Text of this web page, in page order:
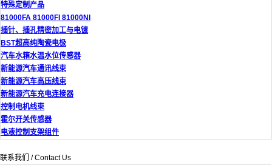
特殊定制产品
81000FA 81000FI 81000NI
插针、插孔精密加工与电镀
BST超高纯陶瓷电极
汽车水箱水温水位传感器
新能源汽车通讯线束
新能源汽车高压线束
新能源汽车充电连接器
控制电机线束
霍尔开关传感器
电液控制支架组件
联系我们 / Contact Us